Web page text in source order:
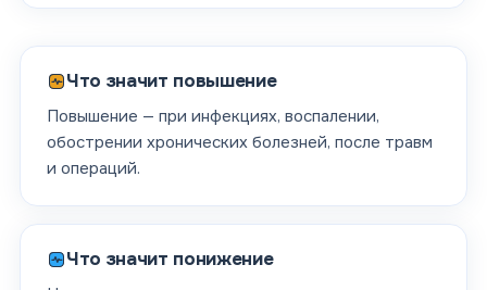
Что значит повышение
Повышение — при инфекциях, воспалении,
обострении хронических болезней, после травм
и операций.
Что значит понижение